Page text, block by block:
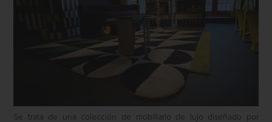
Se trata de una colección de mobiliario de lujo diseñado por